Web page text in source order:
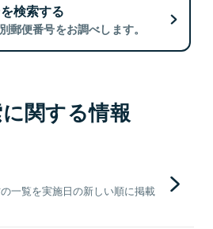
検索する
郵便番号をお調べします。
関する情報
一覧を実施日の新しい順に掲載